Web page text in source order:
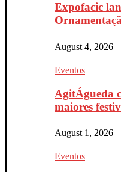
Expofacic
August 4, 2026
Eventos
AgitÁgueda
maiores
August 1, 2026
Eventos